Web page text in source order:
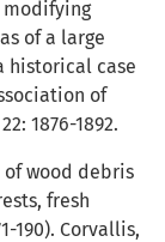
modifying
of a large
historical case
of
1876-1892.
of wood debris
fresh
190). Corvallis,